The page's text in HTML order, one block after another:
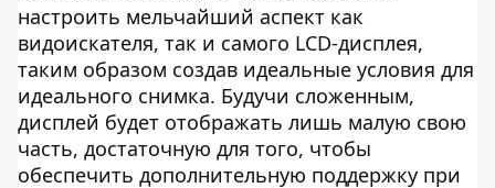
настроить мельчайший аспект как
видоискателя, так и самого LCD-дисплея,
таким образом создав идеальные условия для
идеального снимка. Будучи сложенным,
дисплей будет отображать лишь малую свою
часть, достаточную для того, чтобы
обеспечить дополнительную поддержку при